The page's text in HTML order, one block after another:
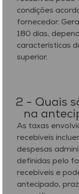
condições
fornecedor.
180 dias,
características
superior.
2 - Quais
na
As taxas
recebíveis
despesas
definidas pelo
recebíveis e
antecipado,